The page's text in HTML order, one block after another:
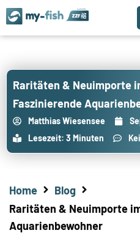
Raritäten & Neuimporte
Faszinierende
Matthias Wiesensee
Lesezeit: 3 Minuten
Home
Blog
Raritäten & Neuimporte
Aquarienbewohner